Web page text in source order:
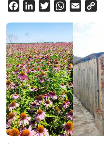
FacebookLinkedInTwitterWhatsApp
Email